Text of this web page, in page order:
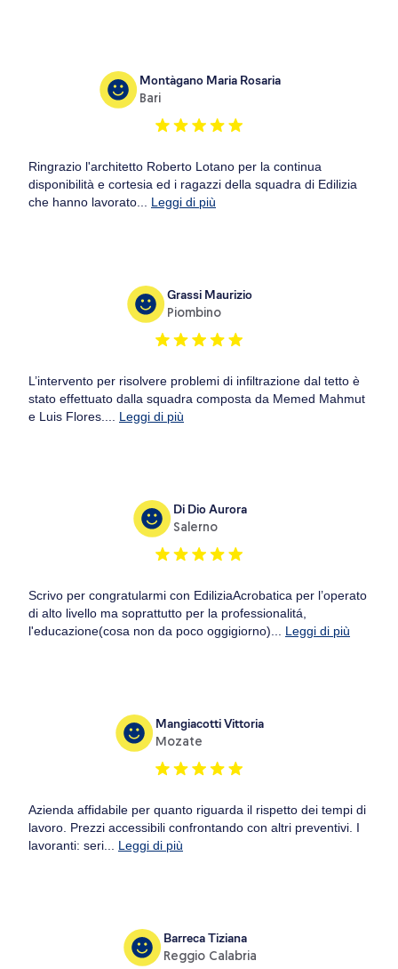
Montàgano Maria Rosaria
Bari
Ringrazio l'architetto Roberto Lotano per la continua
disponibilità e cortesia ed i ragazzi della squadra di Edilizia
che hanno lavorato... Leggi di più
Grassi Maurizio
Piombino
L’intervento per risolvere problemi di infiltrazione dal tetto è
stato effettuato dalla squadra composta da Memed Mahmut
e Luis Flores.... Leggi di più
Di Dio Aurora
Salerno
Scrivo per congratularmi con EdiliziaAcrobatica per l’operato
di alto livello ma soprattutto per la professionalitá,
l'educazione(cosa non da poco oggigiorno)... Leggi di più
Mangiacotti Vittoria
Mozate
Azienda affidabile per quanto riguarda il rispetto dei tempi di
lavoro. Prezzi accessibili confrontando con altri preventivi. I
lavoranti: seri... Leggi di più
Barreca Tiziana
Reggio Calabria